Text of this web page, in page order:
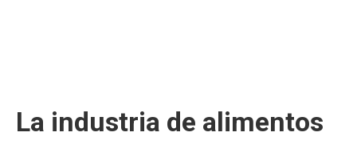
La industria de alimentos